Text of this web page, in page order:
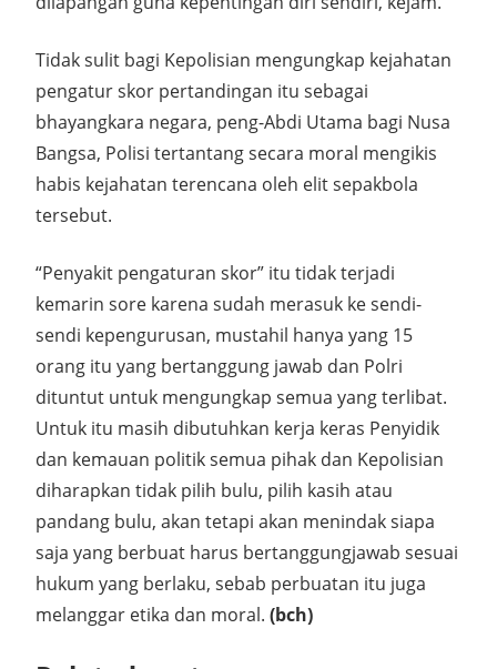
Tidak sulit bagi Kepolisian mengungkap kejahatan
pengatur skor pertandingan itu sebagai
bhayangkara negara, peng-Abdi Utama bagi Nusa
Bangsa, Polisi tertantang secara moral mengikis
habis kejahatan terencana oleh elit sepakbola
tersebut.
“Penyakit pengaturan skor” itu tidak terjadi
kemarin sore karena sudah merasuk ke sendi-
sendi kepengurusan, mustahil hanya yang 15
orang itu yang bertanggung jawab dan Polri
dituntut untuk mengungkap semua yang terlibat.
Untuk itu masih dibutuhkan kerja keras Penyidik
dan kemauan politik semua pihak dan Kepolisian
diharapkan tidak pilih bulu, pilih kasih atau
pandang bulu, akan tetapi akan menindak siapa
saja yang berbuat harus bertanggungjawab sesuai
hukum yang berlaku, sebab perbuatan itu juga
melanggar etika dan moral. (bch)